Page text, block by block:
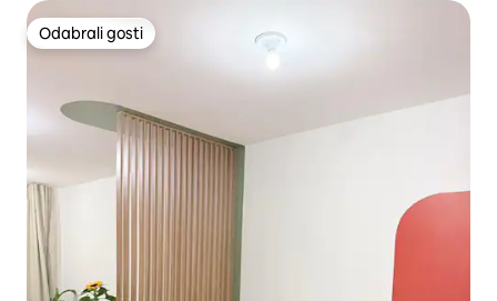
Odabrali gosti
Odabrali gosti